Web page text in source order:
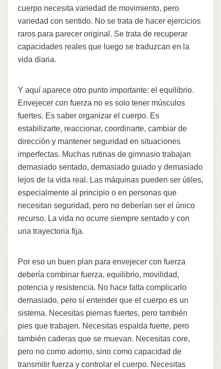
cuerpo necesita variedad de movimiento, pero
variedad con sentido. No se trata de hacer ejercicios
raros para parecer original. Se trata de recuperar
capacidades reales que luego se traduzcan en la
vida diaria.
Y aquí aparece otro punto importante: el equilibrio.
Envejecer con fuerza no es solo tener músculos
fuertes. Es saber organizar el cuerpo. Es
estabilizarte, reaccionar, coordinarte, cambiar de
dirección y mantener seguridad en situaciones
imperfectas. Muchas rutinas de gimnasio trabajan
demasiado sentado, demasiado guiado y demasiado
lejos de la vida real. Las máquinas pueden ser útiles,
especialmente al principio o en personas que
necesitan seguridad, pero no deberían ser el único
recurso. La vida no ocurre siempre sentado y con
una trayectoria fija.
Por eso un buen plan para envejecer con fuerza
debería combinar fuerza, equilibrio, movilidad,
potencia y resistencia. No hace falta complicarlo
demasiado, pero sí entender que el cuerpo es un
sistema. Necesitas piernas fuertes, pero también
pies que trabajen. Necesitas espalda fuerte, pero
también caderas que se muevan. Necesitas core,
pero no como adorno, sino como capacidad de
transmitir fuerza y controlar el cuerpo. Necesitas